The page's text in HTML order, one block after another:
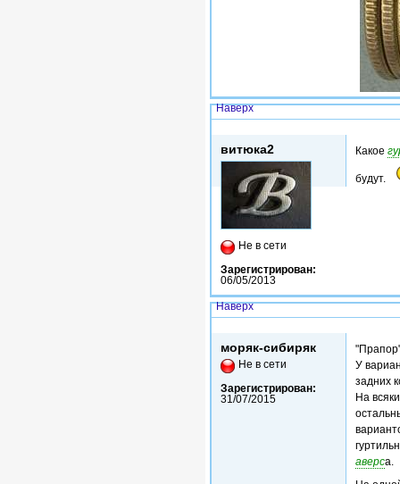
Наверх
витюка2
Не в сети
Зарегистрирован:
06/05/2013
Какое
будут.
Наверх
моряк-сибиряк
Не в сети
Зарегистрирован:
31/07/2015
У
задних
На
аверса.